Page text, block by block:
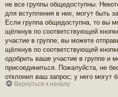
не все группы общедоступны.
для вступления в них, могут быть
Если группа общедоступна, то вы
щёлкнув по соответствующей
участие в группе, вы можете
щёлкнув по соответствующей
одобрить ваше участие в группе и
присоединиться. Пожалуйста, не
отклонил ваш запрос; у него могут
Вернуться к началу